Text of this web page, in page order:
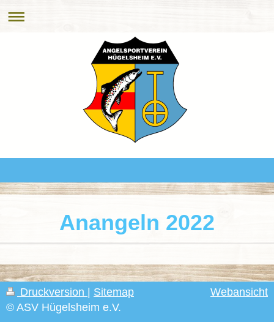
Anangeln 2022
Druckversion
Sitemap
© ASV Hügelsheim e.V.
Webansicht